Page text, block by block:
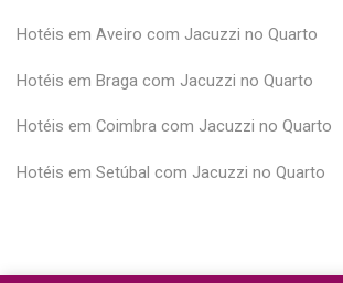
Hotéis em Aveiro com Jacuzzi no Quarto
Hotéis em Braga com Jacuzzi no Quarto
Hotéis em Coimbra com Jacuzzi no Quarto
Hotéis em Setúbal com Jacuzzi no Quarto